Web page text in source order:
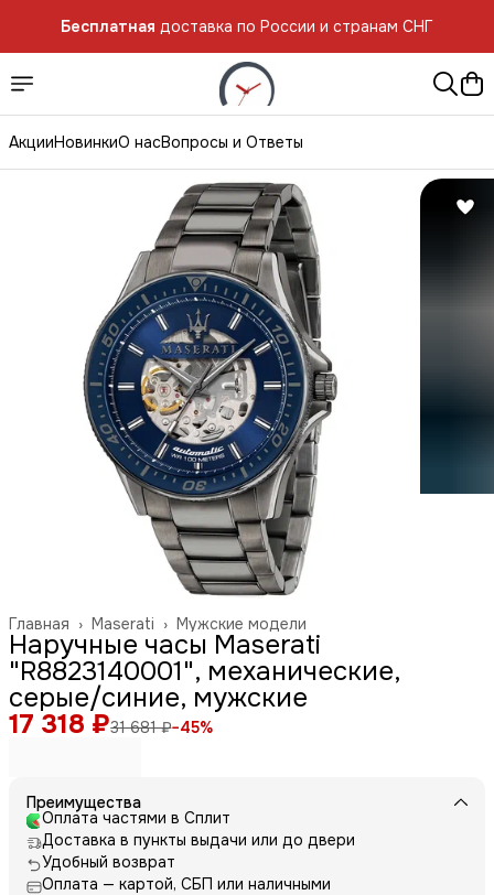
Бесплатная доставка по России и странам СНГ
АкцииНовинкиО насВопросы и Ответы
Мужские модели
Maserati ›
Главная ›
Наручные часы Maserati
"R8823140001", механические,
серые/синие, мужские
17 318 ₽31 681 ₽−45%
Преимущества
Оплата частями в Сплит
Доставка в пункты выдачи или до двери
Удобный возврат
Оплата — картой, СБП или наличными